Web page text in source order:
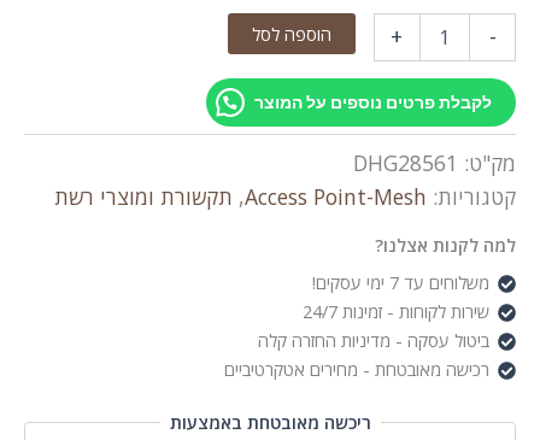
-
SYSTEM
AX3000
h
Wi-
Fi
6
Cudy
(2
pack)
+ הוספה לסל
לקבלת פרטים נוספים על המוצר
מק"ט: DHG28561
קטגוריות: Access Point-Mesh
, תקשורת ומוצרי רשת
למה לקנות אצלנו?
משלוחים עד 7 ימי עסקים!
שירות לקוחות - זמינות 24/7
ביטול עסקה - מדיניות החזרה קלה
רכישה מאובטחת - מחירים אטקרטיביים
ריכשה מאובטחת באמצעות